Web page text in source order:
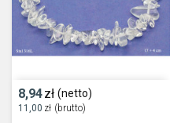
8,94zł (netto)
11,00 zł (brutto)